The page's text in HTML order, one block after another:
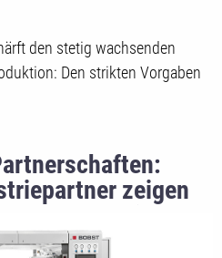
den stetig wachsenden
Den strikten Vorgaben
zeigen